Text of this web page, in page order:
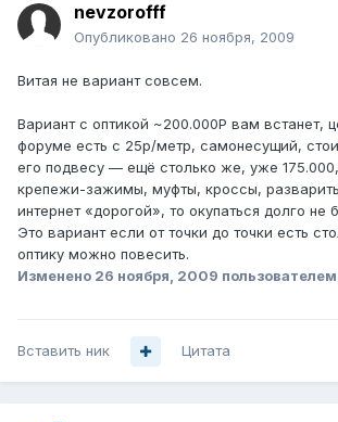
nevzorofff
Опубликовано 26 ноября, 2009
Витая не вариант совсем.
Вариант с оптикой ~200.000Р вам встанет,
форуме есть с 25р/метр, самонесущий,
его подвесу — ещё столько же, уже
крепежи-зажимы, муфты, кроссы,
интернет «дорогой», то окупаться долго не
Это вариант если от точки до точки есть
оптику можно повесить.
Изменено 26 ноября, 2009
Вставить ник Цитата